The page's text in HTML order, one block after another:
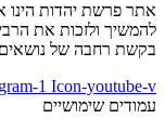
אתר פרשת יהדות הינו
להמשיך ולזכות את
בקשת רחבה של
1 Icon-youtube-v
עמודים שימושיים